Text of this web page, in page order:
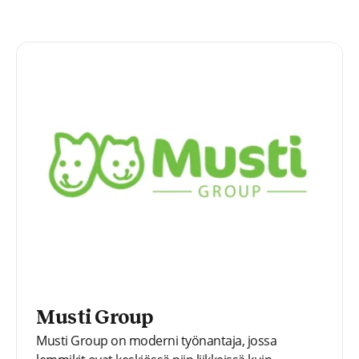
asiakkaan valmentamiseen.
Musti Group
Musti Group on moderni työnantaja, jossa